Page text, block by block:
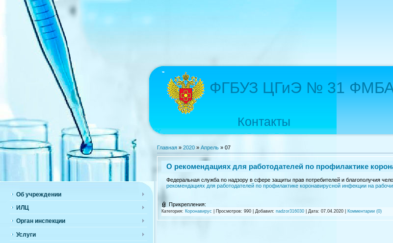
Об учреждении
ИЛЦ
Орган инспекции
Услуги
ФГБУЗ ЦГиЭ № 31 ФМБА
Контакты
Главная » 2020 » Апрель » 07
О рекомендациях для работодателей по профилактике
Федеральная служба по надзору в сфере защиты прав потребителей и благополучия
рекомендациях для работодателей по профилактике коронавирусной инфекции на
Прикрепления:
Категория: Коронавирус Просмотров: 990 | Добавил: nadzor316030 Дата: 07.04.2020 Комментарии (0)